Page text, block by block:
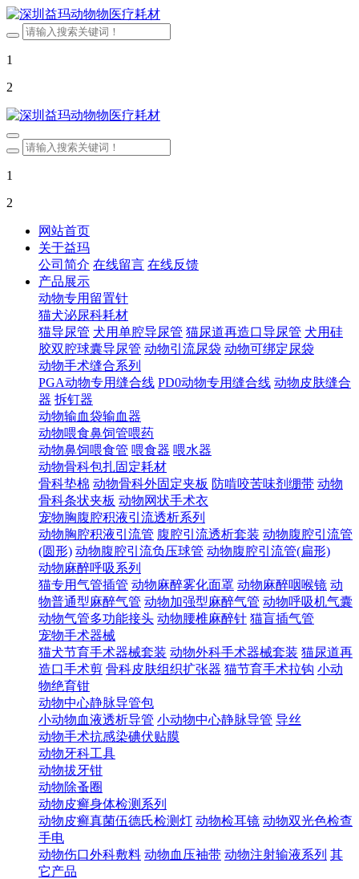
1
2
1
2
网站首页
关于益玛
公司简介 在线留言 在线反馈
产品展示
动物专用留置针
猫犬泌尿科耗材
猫导尿管 犬用单腔导尿管 猫尿道再造口导尿管 犬用硅
胶双腔球囊导尿管 动物引流尿袋 动物可绑定尿袋
动物手术缝合系列
PGA动物专用缝合线 PD0动物专用缝合线 动物皮肤缝合
器 拆钉器
动物输血袋输血器
动物喂食鼻饲管喂药
动物鼻饲喂食管 喂食器 喂水器
动物骨科包扎固定耗材
骨科垫棉 动物骨科外固定夹板 防啃咬苦味剂绷带 动物
骨科条状夹板 动物网状手术衣
宠物胸腹腔积液引流透析系列
动物胸腔积液引流管 腹腔引流透析套装 动物腹腔引流管
(圆形) 动物腹腔引流负压球管 动物腹腔引流管(扁形)
动物麻醉呼吸系列
猫专用气管插管 动物麻醉雾化面罩 动物麻醉咽喉镜 动
物普通型麻醉气管 动物加强型麻醉气管 动物呼吸机气囊
动物气管多功能接头 动物腰椎麻醉针 猫盲插气管
宠物手术器械
猫犬节育手术器械套装 动物外科手术器械套装 猫尿道再
造口手术剪 骨科皮肤组织扩张器 猫节育手术拉钩 小动
物绝育钳
动物中心静脉导管包
小动物血液透析导管 小动物中心静脉导管 导丝
动物手术抗感染碘伏贴膜
动物牙科工具
动物拔牙钳
动物除蚤圈
动物皮癣身体检测系列
动物皮癣真菌伍德氏检测灯 动物检耳镜 动物双光色检查
手电
动物伤口外科敷料 动物血压袖带 动物注射输液系列 其
它产品